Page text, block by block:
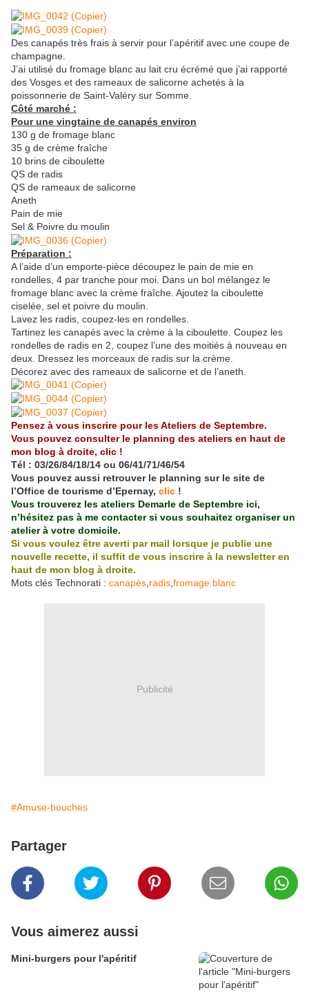
Des canapés très frais à servir pour l’apéritif avec une coupe de
champagne.
J’ai utilisé du fromage blanc au lait cru écrémé que j’ai rapporté
des Vosges et des rameaux de salicorne achetés à la
poissonnerie de Saint-Valéry sur Somme.
Côté marché :
Pour une vingtaine de canapés environ
130 g de fromage blanc
35 g de crème fraîche
10 brins de ciboulette
QS de radis
QS de rameaux de salicorne
Aneth
Pain de mie
Sel & Poivre du moulin
Préparation :
A l’aide d’un emporte-pièce découpez le pain de mie en
rondelles, 4 par tranche pour moi. Dans un bol mélangez le
fromage blanc avec la crème fraîche. Ajoutez la ciboulette
ciselée, sel et poivre du moulin.
Lavez les radis, coupez-les en rondelles.
Tartinez les canapés avec la crème à la ciboulette. Coupez les
rondelles de radis en 2, coupez l’une des moitiés à nouveau en
deux. Dressez les morceaux de radis sur la crème.
Décorez avec des rameaux de salicorne et de l’aneth.
Pensez à vous inscrire pour les Ateliers de Septembre.
Vous pouvez consulter le planning des ateliers en haut de
mon blog à droite, clic !
Tél : 03/26/84/18/14 ou 06/41/71/46/54
Vous pouvez aussi retrouver le planning sur le site de
l’Office de tourisme d’Epernay, clic !
Vous trouverez les ateliers Demarle de Septembre ici,
n’hésitez pas à me contacter si vous souhaitez organiser un
atelier à votre domicile.
Si vous voulez être averti par mail lorsque je publie une
nouvelle recette, il suffit de vous inscrire à la newsletter en
haut de mon blog à droite.
Mots clés Technorati : canapés radis fromage blanc
Publicité
#Amuse-bouches
Partager
Vous aimerez aussi
Mini-burgers pour l'apéritif